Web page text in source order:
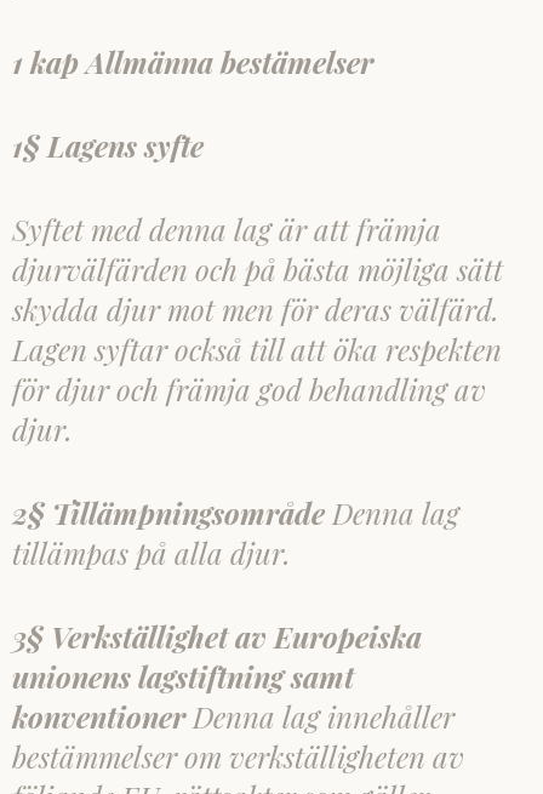
1 kap Allmänna bestämelser
1§ Lagens syfte
Syftet med denna lag är att främja
djurvälfärden och på bästa möjliga sätt
skydda djur mot men för deras välfärd.
Lagen syftar också till att öka respekten
för djur och främja god behandling av
djur.
2§ Tillämpningsområde Denna lag
tillämpas på alla djur.
3§ Verkställighet av Europeiska
unionens lagstiftning samt
konventionerDenna lag innehåller
bestämmelser om verkställigheten av